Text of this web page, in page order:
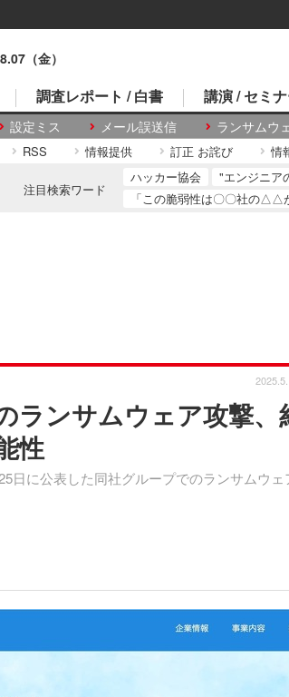
（金）
設定ミス メール誤送信 ランサムウ
調査レポート / 白書 講演 / セミ
RSS 情報提供 訂正 お詫び 情
注目検索ワード
ハッカー協会 "エンジニア
「この脆弱性は〇〇社の△△
ランサムウェア攻撃、
性
に公表した同社グループでのランサムウェ